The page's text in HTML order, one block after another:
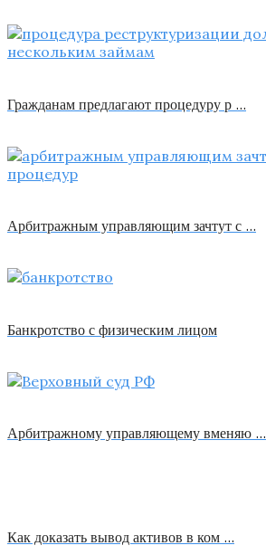
Гражданам предлагают процедуру р …
Арбитражным управляющим зачтут с …
Банкротство с физическим лицом
Арбитражному управляющему вменяю …
Как доказать вывод активов в ком …